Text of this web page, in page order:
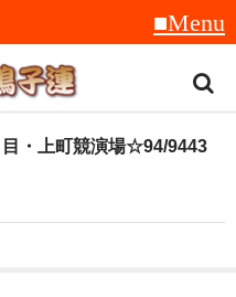
・上町競演場☆94/9443